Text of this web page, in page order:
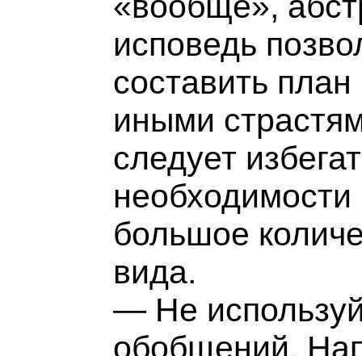
исповедь
составить
иными
следует
необходимости
большое
вида.
— Не
обобщений.